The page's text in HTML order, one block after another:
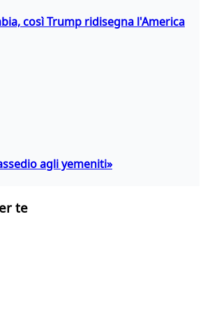
così Trump ridisegna l'America
agli yemeniti»
te